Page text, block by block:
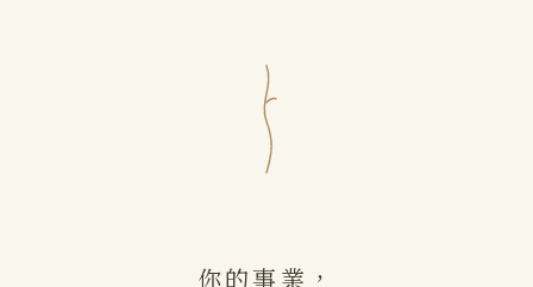
你的事業，